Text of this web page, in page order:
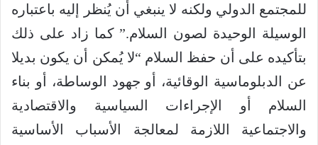
للمجتمع الدولي ولكنه لا ينبغي أن يُنظر إليه باعتباره
الوسيلة الوحيدة لصون السلام.” كما زاد على ذلك
بتأكيده على أن حفظ السلام “لا يُمكن أن يكون بديلا
عن الدبلوماسية الوقائية، أو جهود الوساطة، أو بناء
السلام أو الإجراءات السياسية والاقتصادية
والاجتماعية اللازمة لمعالجة الأسباب الأساسية